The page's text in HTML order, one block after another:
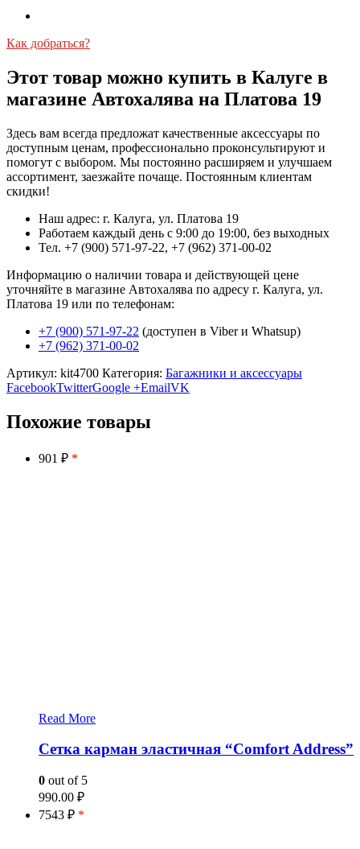
Как добраться?
Этот товар можно купить в Калуге в
магазине Автохалява на Платова 19
Здесь вам всегда предложат качественные аксессуары по
доступным ценам, профессионально проконсультируют и
помогут с выбором. Мы постоянно расширяем и улучшаем
ассортимент, заезжайте почаще. Постоянным клиентам
скидки!
Наш адрес: г. Калуга, ул. Платова 19
Работаем каждый день с 9:00 до 19:00, без выходных
Тел. +7 (900) 571-97-22, +7 (962) 371-00-02
Информацию о наличии товара и действующей цене
уточняйте в магазине Автохалява по адресу г. Калуга, ул.
Платова 19 или по телефонам:
+7 (900) 571-97-22 (доступен в Viber и Whatsup)
+7 (962) 371-00-02
Артикул: kit4700 Категория: Багажники и аксессуары
FacebookTwitterGoogle +EmailVK
Похожие товары
901 ₽ *
Read More
Сетка карман эластичная “Comfort Address”
0 out of 5
990.00 ₽
7543 ₽ *